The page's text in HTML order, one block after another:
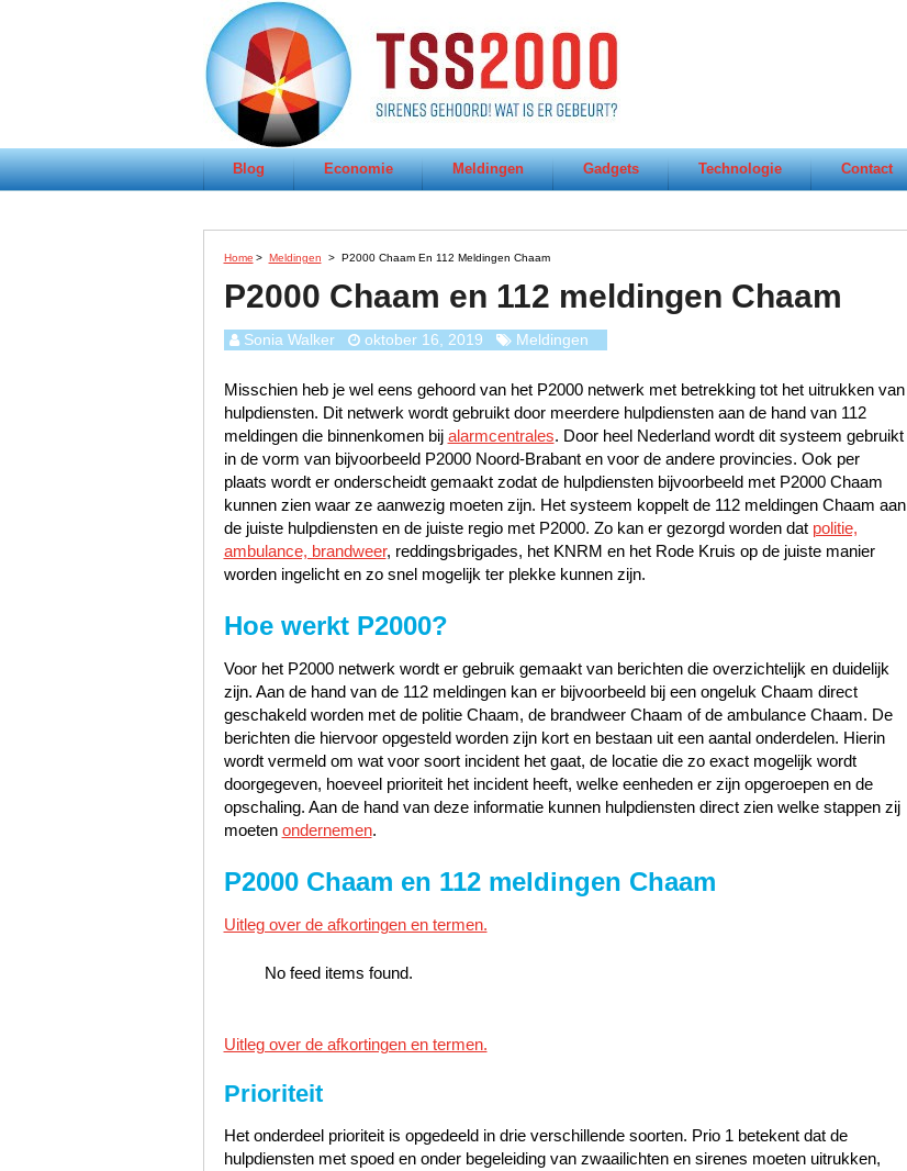
Blog Economie Meldingen Gadgets Technologie Contact
Home > Meldingen > P2000 Chaam En 112 Meldingen Chaam
P2000 Chaam en 112 meldingen Chaam
Sonia Walker oktober 16, 2019 Meldingen
Misschien heb je wel eens gehoord van het P2000 netwerk met betrekking tot het uitrukken van
hulpdiensten. Dit netwerk wordt gebruikt door meerdere hulpdiensten aan de hand van 112
meldingen die binnenkomen bij alarmcentrales. Door heel Nederland wordt dit systeem gebruikt
in de vorm van bijvoorbeeld P2000 Noord-Brabant en voor de andere provincies. Ook per
plaats wordt er onderscheidt gemaakt zodat de hulpdiensten bijvoorbeeld met P2000 Chaam
kunnen zien waar ze aanwezig moeten zijn. Het systeem koppelt de 112 meldingen Chaam aan
de juiste hulpdiensten en de juiste regio met P2000. Zo kan er gezorgd worden dat politie,
ambulance, brandweer, reddingsbrigades, het KNRM en het Rode Kruis op de juiste manier
worden ingelicht en zo snel mogelijk ter plekke kunnen zijn.
Hoe werkt P2000?
Voor het P2000 netwerk wordt er gebruik gemaakt van berichten die overzichtelijk en duidelijk
zijn. Aan de hand van de 112 meldingen kan er bijvoorbeeld bij een ongeluk Chaam direct
geschakeld worden met de politie Chaam, de brandweer Chaam of de ambulance Chaam. De
berichten die hiervoor opgesteld worden zijn kort en bestaan uit een aantal onderdelen. Hierin
wordt vermeld om wat voor soort incident het gaat, de locatie die zo exact mogelijk wordt
doorgegeven, hoeveel prioriteit het incident heeft, welke eenheden er zijn opgeroepen en de
opschaling. Aan de hand van deze informatie kunnen hulpdiensten direct zien welke stappen zij
moeten ondernemen.
P2000 Chaam en 112 meldingen Chaam
Uitleg over de afkortingen en termen.
No feed items found.
Uitleg over de afkortingen en termen.
Prioriteit
Het onderdeel prioriteit is opgedeeld in drie verschillende soorten. Prio 1 betekent dat de
hulpdiensten met spoed en onder begeleiding van zwaailichten en sirenes moeten uitrukken,